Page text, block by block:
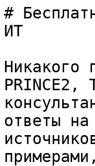
#
ИТ
Никакого
PRINCE2,
ответы